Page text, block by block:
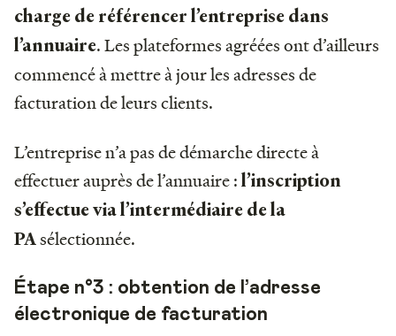
charge de référencer l’entreprise dans
l’annuaire. Les plateformes agréées ont d’ailleurs
commencé à mettre à jour les adresses de
facturation de leurs clients.
L’entreprise n’a pas de démarche directe à
effectuer auprès de l’annuaire : l’inscription
s’effectue via l’intermédiaire de la
PAsélectionnée.
Étape n°3 : obtention de l’adresse
électronique de facturation